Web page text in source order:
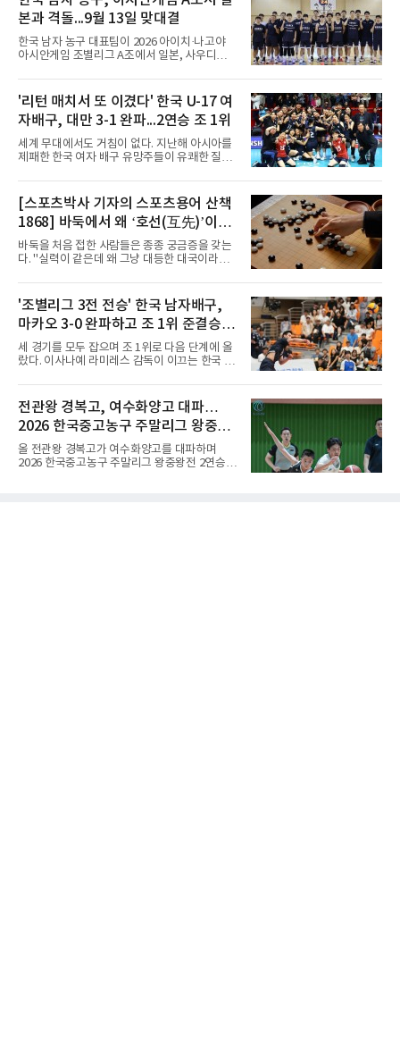
고 영원히 함께하겠다고 애정을 드러냈다.성사
과정에는 우여곡절이 있었다. 그는 최근 잉글랜
드 프리미어리그(EPL) 챔피언 아스널의 뜨거운
관심을 받았는데, 18개월간 이어진 재계약 협상
이 한때 교착됐기 때문이다. 그러
본과 격돌...9월 13일 맞대결
한국 남자 농구 대표팀이 2026 아이치·나고야
아시안게임 조별리그 A조에서 일본, 사우디아라
가 8일 발표한 일정에 따르면 한국은 9월 10일
사우디, 11일 인도네시아, 13일 일본과 차례로
맞붙는다. FIBA 랭킹은 일본 22위, 한국 57위, 사
우디 65위, 인도네시아 94위로, 랭킹과 홈 이점
을 모두 갖춘 일본이 최대 변수다.니콜라이스 마
줄스(라트비아) 감독이 이끄는 대표팀은 지난달
6일 FIBA 월드컵 예선 1라운드 6차전에서 일본
NBA에 도전 중인 이현중을 앞세운 대표팀의 목
표는 우승이다.조별리그는 12
'리턴 매치서 또 이겼다' 한국 U-17 여
자배구, 대만 3-1 완파...2연승 조 1위
세계 무대에서도 거침이 없다. 지난해 아시아를
제패한 한국 여자 배구 유망주들이 유쾌한 질주
이하(U-17) 여자배구대표팀은 8일(한국시간) 칠
레 로스안데스에서 열린 2026 국제배구연맹
(FIVB) U-17 여자 세계선수권대회 조별리그 D조
2차전에서 대만을 세트 점수 3-1(25-19 18-25
25-13 25-15)로 꺾었다. 전날 푸에르토리코를
3-1로 물리쳤던 한국은 2연승으로 조 1위에 올
라 16강 진출에 청신호를 켰다.이날 승리는 남다
3-2로 꺾고 정상에 올랐는데, 세계선수권에서
이뤄진 '리턴 매치'에서도 승리하
[스포츠박사 기자의 스포츠용어 산책
1868] 바둑에서 왜 ‘호선(互先)’이라
말할까
바둑을 처음 접한 사람들은 종종 궁금증을 갖는
다. "실력이 같은데 왜 그냥 대등한 대국이라고
‘바둑에서 왜 ‘대국(對局)’이라 말할까‘ 참조)'호
선(互先)'은 한자로 '서로 호(互)', '먼저 선(先)'을
쓴다. 직역하면 '서로 먼저 둔다'는 뜻이다. 여기
서 '서로 먼저 둔다'는 표현은 한 판에서 두 사람
이 동시에 선수를 잡는다는 의미가 아니다. 중국
과 일본의 고대 바둑에서 실력이 같은 사람끼리
는 여러 판을 둘 때 흑(선수)을 번갈아 맡았다는
는다는 의미였던 것이다.인터넷 조선왕조실록에
서 호
'조별리그 3전 전승' 한국 남자배구,
마카오 3-0 완파하고 조 1위 준결승
진출
세 경기를 모두 잡으며 조 1위로 다음 단계에 올
랐다. 이사나예 라미레스 감독이 이끄는 한국 남
아남자선수권대회 조별리그를 3연승으로 마무
리했다.대표팀은 7일 몽골 울란바타르 AVA 아레
나에서 열린 대회 B조 조별리그 3차전에서 마카
오(119위)를 세트 점수 3-0(25-18 25-16 25-15)
으로 제압했다. 일본과 대만에 이어 마카오까지
꺾은 한국은 조별리그 전승으로 준결승 티켓을
손에 넣었다.공격은 고르게 터졌다. 김요한(삼성
전관왕 경복고, 여수화양고 대파…
2026 한국중고농구 주말리그 왕중왕
전 결승토너먼트 확정
올 전관왕 경복고가 여수화양고를 대파하며
2026 한국중고농구 주말리그 왕중왕전 2연승을